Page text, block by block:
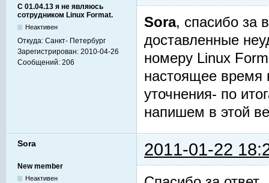
С 01.04.13 я не являюсь
сотрудником Linux Format.
Неактивен
Откуда: Санкт- Петербург
Зарегистрирован: 2010-04-26
Сообщений: 206
Sora, спасибо за
доставленные
номеру Linux
настоящее время
уточнения- по
напишем в этой
Sora 2011-01-22
New member
Неактивен